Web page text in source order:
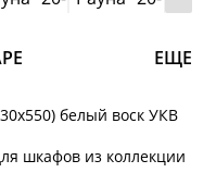
ЕЩЕ
белый воск УКВ
шкафов из коллекции